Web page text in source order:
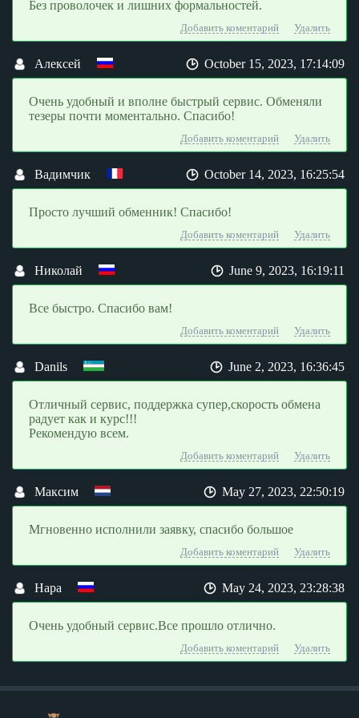
наиболее распространенных видов электронных денег.
За время работы мы приобрели репутацию
проверенного партнера и делаем все возможное, чтобы
благоприятными.
Без проволочек и лишних формальностей.
Добавить коментарий Удалить
Алексей October 15, 2023, 17:14:09
Очень удобный и вполне быстрый сервис. Обменяли
тезеры почти моментально. Спасибо!
Добавить коментарий Удалить
Вадимчик October 14, 2023, 16:25:54
Просто лучший обменник! Спасибо!
Добавить коментарий Удалить
Николай June 9, 2023, 16:19:11
Все быстро. Спасибо вам!
Добавить коментарий Удалить
Danils June 2, 2023, 16:36:45
Отличный сервис, поддержка супер,скорость обмена
радует как и курс!!!
Рекомендую всем.
Добавить коментарий Удалить
Максим May 27, 2023, 22:50:19
Мгновенно исполнили заявку, спасибо большое
Добавить коментарий Удалить
Нара May 24, 2023, 23:28:38
Очень удобный сервис.Все прошло отлично.
Добавить коментарий Удалить